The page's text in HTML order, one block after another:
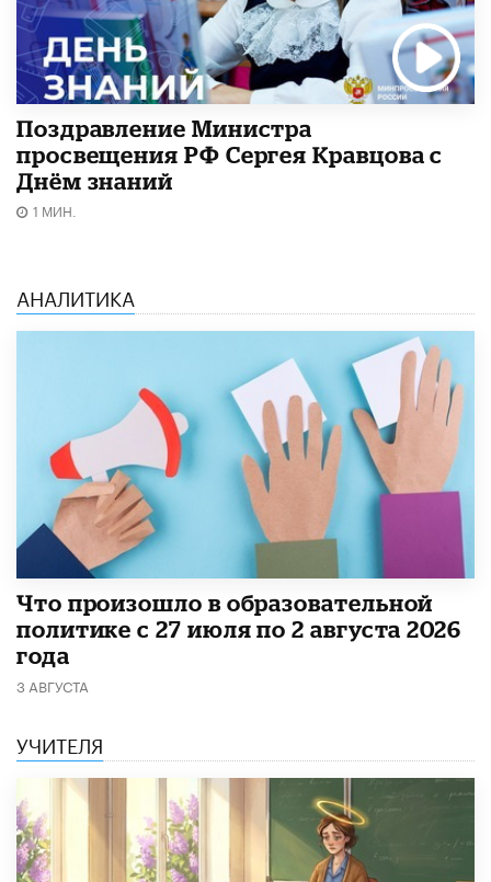
Поздравление Министра
просвещения РФ Сергея Кравцова с
Днём знаний
1 МИН.
АНАЛИТИКА
​Что произошло в образовательной
политике с 27 июля по 2 августа 2026
года
3 АВГУСТА
УЧИТЕЛЯ